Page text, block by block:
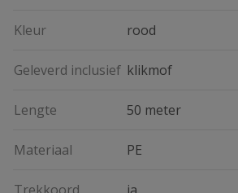
Kleur rood
Geleverd inclusief klikmof
Lengte 50 meter
Materiaal PE